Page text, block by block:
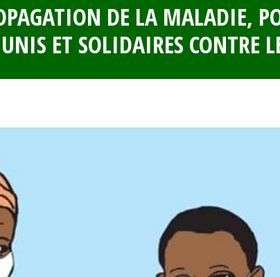
DE LA MALADIE,
ET SOLIDAIRES CONTRE